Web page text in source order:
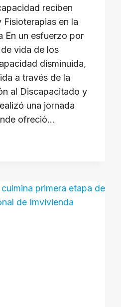
reciben
en la
En un esfuerzo por
vida de los
disminuida,
a través de la
al Discapacitado y
una jornada
ofreció…